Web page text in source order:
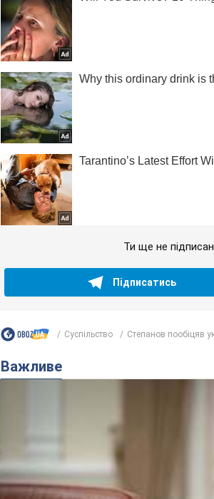
Ти ще не
Підписатись
Суспільство Степанов пообіцяв
Важливе